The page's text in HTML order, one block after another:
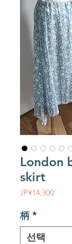
London
skirt
JP¥14,300가격
柄 *